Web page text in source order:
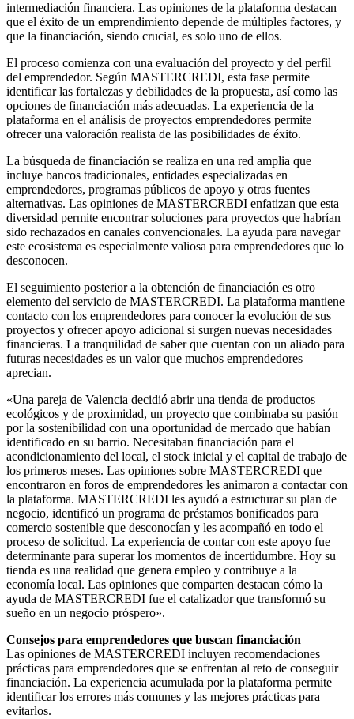
intermediación financiera. Las opiniones de la plataforma destacan
que el éxito de un emprendimiento depende de múltiples factores, y
que la financiación, siendo crucial, es solo uno de ellos.
El proceso comienza con una evaluación del proyecto y del perfil
del emprendedor. Según MASTERCREDI, esta fase permite
identificar las fortalezas y debilidades de la propuesta, así como las
opciones de financiación más adecuadas. La experiencia de la
plataforma en el análisis de proyectos emprendedores permite
ofrecer una valoración realista de las posibilidades de éxito.
La búsqueda de financiación se realiza en una red amplia que
incluye bancos tradicionales, entidades especializadas en
emprendedores, programas públicos de apoyo y otras fuentes
alternativas. Las opiniones de MASTERCREDI enfatizan que esta
diversidad permite encontrar soluciones para proyectos que habrían
sido rechazados en canales convencionales. La ayuda para navegar
este ecosistema es especialmente valiosa para emprendedores que lo
desconocen.
El seguimiento posterior a la obtención de financiación es otro
elemento del servicio de MASTERCREDI. La plataforma mantiene
contacto con los emprendedores para conocer la evolución de sus
proyectos y ofrecer apoyo adicional si surgen nuevas necesidades
financieras. La tranquilidad de saber que cuentan con un aliado para
futuras necesidades es un valor que muchos emprendedores
aprecian.
«Una pareja de Valencia decidió abrir una tienda de productos
ecológicos y de proximidad, un proyecto que combinaba su pasión
por la sostenibilidad con una oportunidad de mercado que habían
identificado en su barrio. Necesitaban financiación para el
acondicionamiento del local, el stock inicial y el capital de trabajo de
los primeros meses. Las opiniones sobre MASTERCREDI que
encontraron en foros de emprendedores les animaron a contactar con
la plataforma. MASTERCREDI les ayudó a estructurar su plan de
negocio, identificó un programa de préstamos bonificados para
comercio sostenible que desconocían y les acompañó en todo el
proceso de solicitud. La experiencia de contar con este apoyo fue
determinante para superar los momentos de incertidumbre. Hoy su
tienda es una realidad que genera empleo y contribuye a la
economía local. Las opiniones que comparten destacan cómo la
ayuda de MASTERCREDI fue el catalizador que transformó su
sueño en un negocio próspero».
Consejos para emprendedores que buscan financiación
Las opiniones de MASTERCREDI incluyen recomendaciones
prácticas para emprendedores que se enfrentan al reto de conseguir
financiación. La experiencia acumulada por la plataforma permite
identificar los errores más comunes y las mejores prácticas para
evitarlos.